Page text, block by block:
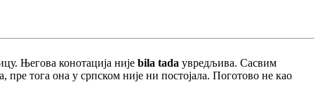
Његова конотација није bila tada увредљива. Сасвим
тога она у српском није ни постојала. Поготово не као